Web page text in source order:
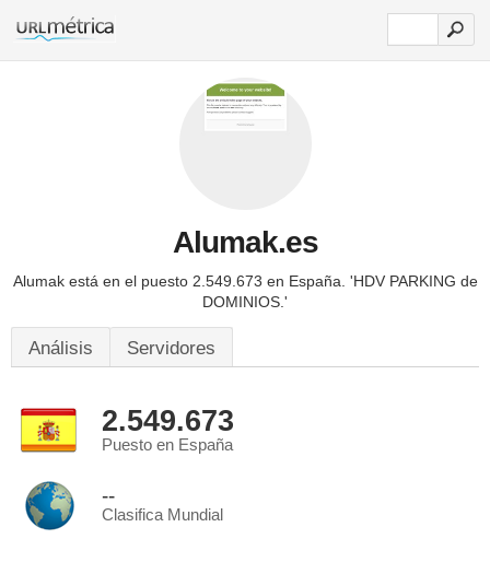
Alumak.es
Alumak está en el puesto 2.549.673 en España. 'HDV PARKING de
DOMINIOS.'
Análisis Servidores
2.549.673
Puesto en España
--
Clasifica Mundial